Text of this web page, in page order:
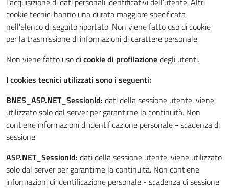
cookie tecnici hanno una durata maggiore specificata
nell’elenco di seguito riportato. Non viene fatto uso di cookie
per la trasmissione di informazioni di carattere personale.
Non viene fatto uso dicookie di profilazionedegli utenti.
I cookies tecnici utilizzati sono i seguenti:
BNES_ASP.NET_SessionId: dati della sessione utente, viene
utilizzato solo dal server per garantirne la continuità. Non
contiene informazioni di identificazione personale - scadenza di
sessione
ASP.NET_SessionId: dati della sessione utente, viene utilizzato
solo dal server per garantirne la continuità. Non contiene
informazioni di identificazione personale - scadenza di sessione